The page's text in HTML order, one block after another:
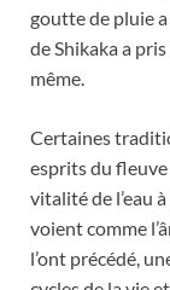
goutte de pluie
de Shikaka a
même.
Certaines
esprits du
vitalité de l’eau
voient comme
l’ont précédé,